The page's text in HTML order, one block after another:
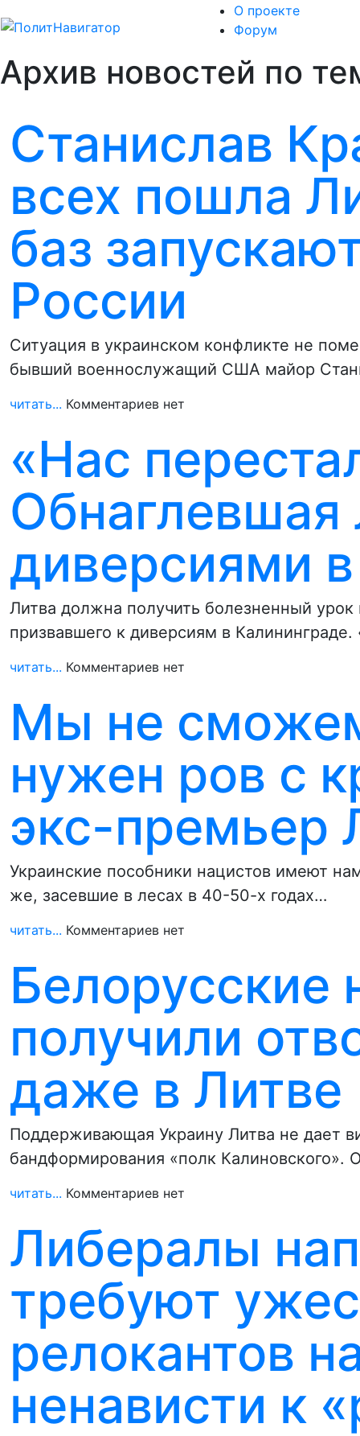
О проекте
Форум
Архив новостей по
Станислав
всех пошла
баз
России
Ситуация в украинском конфликте не
бывший военнослужащий США майор
читать... Комментариев нет
«Нас
Обнаглевшая
диверсиями
Литва должна получить болезненный
призвавшего к диверсиям в
читать... Комментариев нет
Мы не
нужен ров с
экс-премьер
Украинские пособники нацистов имеют
же, засевшие в лесах в 40-50-х годах…
читать... Комментариев нет
получили
даже в Литве
Поддерживающая Украину Литва не дает
бандформирования «полк Калиновского».
читать... Комментариев нет
Либералы
требуют
релокантов
ненависти к